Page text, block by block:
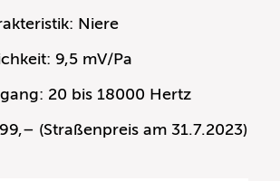
Niere
9,5 mV/Pa
20 bis 18000 Hertz
(Straßenpreis am 31.7.2023)